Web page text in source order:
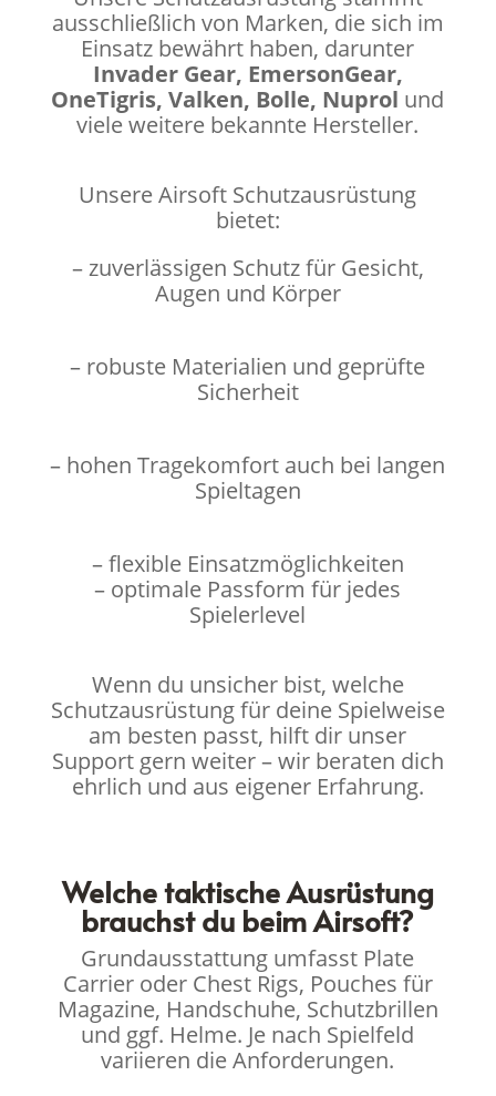
ausschließlich von Marken, die sich im
Einsatz bewährt haben, darunter
Invader Gear, EmersonGear,
OneTigris, Valken, Bolle, Nuprol und
viele weitere bekannte Hersteller.
Unsere Airsoft Schutzausrüstung
bietet:
– zuverlässigen Schutz für Gesicht,
Augen und Körper
– robuste Materialien und geprüfte
Sicherheit
– hohen Tragekomfort auch bei langen
Spieltagen
– flexible Einsatzmöglichkeiten
– optimale Passform für jedes
Spielerlevel
Wenn du unsicher bist, welche
Schutzausrüstung für deine Spielweise
am besten passt, hilft dir unser
Support gern weiter – wir beraten dich
ehrlich und aus eigener Erfahrung.
Welche taktische Ausrüstung
brauchst du beim Airsoft?
Grundausstattung umfasst Plate
Carrier oder Chest Rigs, Pouches für
Magazine, Handschuhe, Schutzbrillen
und ggf. Helme. Je nach Spielfeld
variieren die Anforderungen.